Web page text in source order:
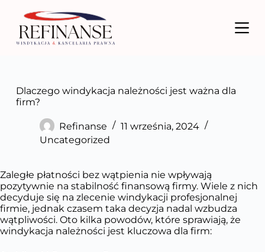
e
d
o
i
Dlaczego windykacja należności jest ważna dla
firm?
Refinanse
11 września, 2024
Uncategorized
Zaległe płatności bez wątpienia nie wpływają
pozytywnie na stabilność finansową firmy. Wiele z nich
decyduje się na zlecenie windykacji profesjonalnej
firmie, jednak czasem taka decyzja nadal wzbudza
wątpliwości. Oto kilka powodów, które sprawiają, że
windykacja należności jest kluczowa dla firm: